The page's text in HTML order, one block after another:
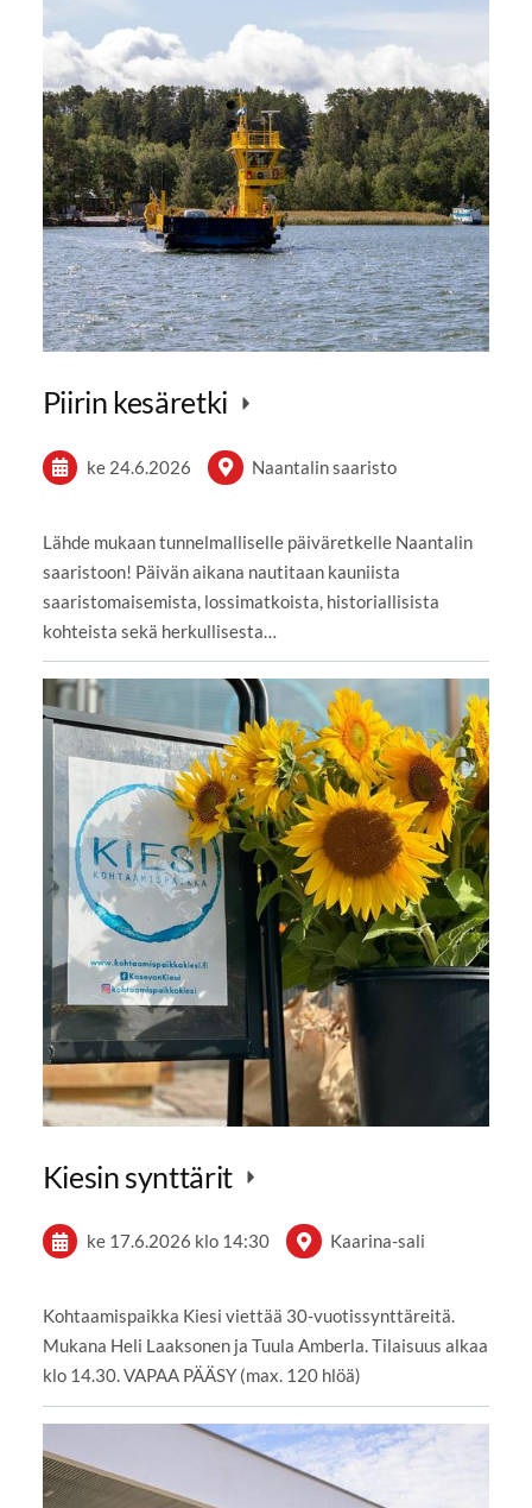
Piirin kesäretki
ke 24.6.2026 Naantalin saaristo
Lähde mukaan tunnelmalliselle päiväretkelle Naantalin
saaristoon! Päivän aikana nautitaan kauniista
saaristomaisemista, lossimatkoista, historiallisista
kohteista sekä herkullisesta…
Kiesin synttärit
ke 17.6.2026 klo 14:30 Kaarina-sali
Kohtaamispaikka Kiesi viettää 30-vuotissynttäreitä.
Mukana Heli Laaksonen ja Tuula Amberla. Tilaisuus alkaa
klo 14.30. VAPAA PÄÄSY (max. 120 hlöä)